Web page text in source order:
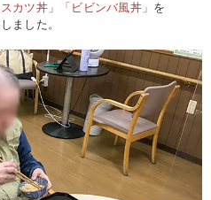
カツ丼」「ビビンバ風丼」 を
ました。